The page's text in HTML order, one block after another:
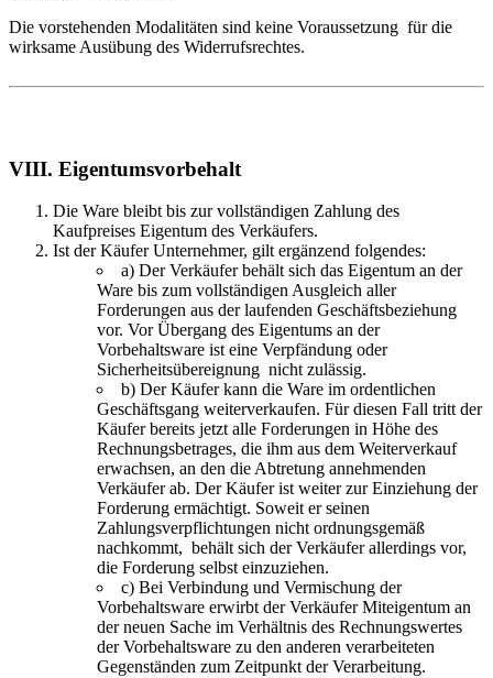
Die vorstehenden Modalitäten sind keine Voraussetzung für die
wirksame Ausübung des Widerrufsrechtes.
VIII. Eigentumsvorbehalt
Die Ware bleibt bis zur vollständigen Zahlung des
Kaufpreises Eigentum des Verkäufers.
Ist der Käufer Unternehmer, gilt ergänzend folgendes:
a) Der Verkäufer behält sich das Eigentum an der
Ware bis zum vollständigen Ausgleich aller
Forderungen aus der laufenden Geschäftsbeziehung
vor. Vor Übergang des Eigentums an der
Vorbehaltsware ist eine Verpfändung oder
Sicherheitsübereignung nicht zulässig.
b) Der Käufer kann die Ware im ordentlichen
Geschäftsgang weiterverkaufen. Für diesen Fall tritt der
Käufer bereits jetzt alle Forderungen in Höhe des
Rechnungsbetrages, die ihm aus dem Weiterverkauf
erwachsen, an den die Abtretung annehmenden
Verkäufer ab. Der Käufer ist weiter zur Einziehung der
Forderung ermächtigt. Soweit er seinen
Zahlungsverpflichtungen nicht ordnungsgemäß
nachkommt, behält sich der Verkäufer allerdings vor,
die Forderung selbst einzuziehen.
c) Bei Verbindung und Vermischung der
Vorbehaltsware erwirbt der Verkäufer Miteigentum an
der neuen Sache im Verhältnis des Rechnungswertes
der Vorbehaltsware zu den anderen verarbeiteten
Gegenständen zum Zeitpunkt der Verarbeitung.